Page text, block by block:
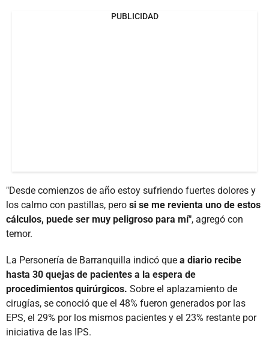
PUBLICIDAD
"Desde comienzos de año estoy sufriendo fuertes dolores y
los calmo con pastillas, pero si se me revienta uno de estos
cálculos, puede ser muy peligroso para mí", agregó con
temor.
La Personería de Barranquilla indicó que a diario recibe
hasta 30 quejas de pacientes a la espera de
procedimientos quirúrgicos. Sobre el aplazamiento de
cirugías, se conoció que el 48% fueron generados por las
EPS, el 29% por los mismos pacientes y el 23% restante por
iniciativa de las IPS.